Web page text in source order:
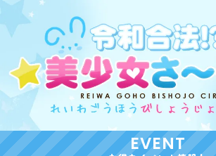
EVENT